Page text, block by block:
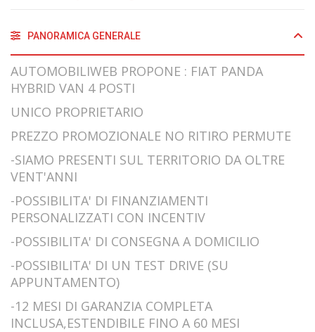
PANORAMICA GENERALE
AUTOMOBILIWEB PROPONE : FIAT PANDA
HYBRID VAN 4 POSTI
UNICO PROPRIETARIO
PREZZO PROMOZIONALE NO RITIRO PERMUTE
-SIAMO PRESENTI SUL TERRITORIO DA OLTRE
VENT'ANNI
-POSSIBILITA' DI FINANZIAMENTI
PERSONALIZZATI CON INCENTIV
-POSSIBILITA' DI CONSEGNA A DOMICILIO
-POSSIBILITA' DI UN TEST DRIVE (SU
APPUNTAMENTO)
-12 MESI DI GARANZIA COMPLETA
INCLUSA,ESTENDIBILE FINO A 60 MESI